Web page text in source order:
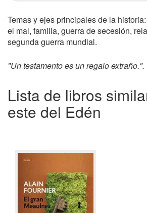
Temas y ejes principales de la
el mal, familia, guerra de secesión,
segunda guerra mundial.
"Un testamento es un regalo extraño.".
Lista de libros
este del Edén